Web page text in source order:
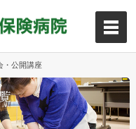
・公開講座